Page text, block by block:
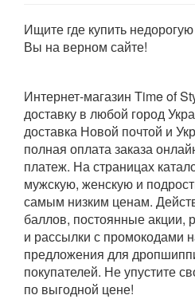
Ищите где купить
Вы на верном сайте!
Интернет-магазин Time of
доставку в любой город
доставка Новой почтой и
полная оплата заказа
платеж. На страницах
мужскую, женскую и
самым низким ценам.
баллов, постоянные акции,
и рассылки с промокодами
предложения для
покупателей. Не упустите
по выгодной цене!